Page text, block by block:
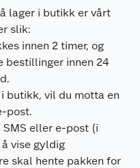
lager i butikk er vårt
slik:
innen 2 timer, og
bestillinger innen 24
butikk, vil du motta en
post.
SMS eller e-post (i
vise gyldig
skal hente pakken for